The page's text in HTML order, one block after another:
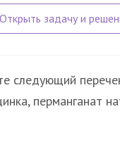
следующий
перманганат